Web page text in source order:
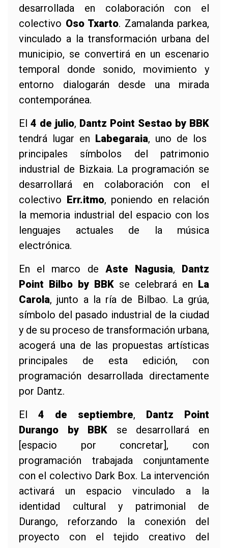
desarrollada en colaboración con el
colectivo Oso Txarto. Zamalanda parkea,
vinculado a la transformación urbana del
municipio, se convertirá en un escenario
temporal donde sonido, movimiento y
entorno dialogarán desde una mirada
contemporánea.
El 4 de julio, Dantz Point Sestao by BBK
tendrá lugar en Labegaraia, uno de los
principales símbolos del patrimonio
industrial de Bizkaia. La programación se
desarrollará en colaboración con el
colectivo Err.itmo, poniendo en relación
la memoria industrial del espacio con los
lenguajes actuales de la música
electrónica.
En el marco de Aste Nagusia, Dantz
Point Bilbo by BBK se celebrará en La
Carola, junto a la ría de Bilbao. La grúa,
símbolo del pasado industrial de la ciudad
y de su proceso de transformación urbana,
acogerá una de las propuestas artísticas
principales de esta edición, con
programación desarrollada directamente
por Dantz.
El 4 de septiembre, Dantz Point
Durango by BBK se desarrollará en
[espacio por concretar], con
programación trabajada conjuntamente
con el colectivo Dark Box. La intervención
activará un espacio vinculado a la
identidad cultural y patrimonial de
Durango, reforzando la conexión del
proyecto con el tejido creativo del